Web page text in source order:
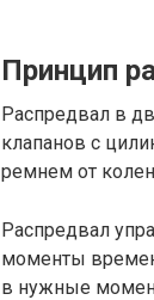
Принцип
Распредвал в
клапанов с
ремнем от
Распредвал
моменты
в нужные